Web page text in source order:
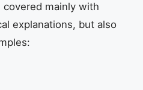
mainly with
explanations, but also